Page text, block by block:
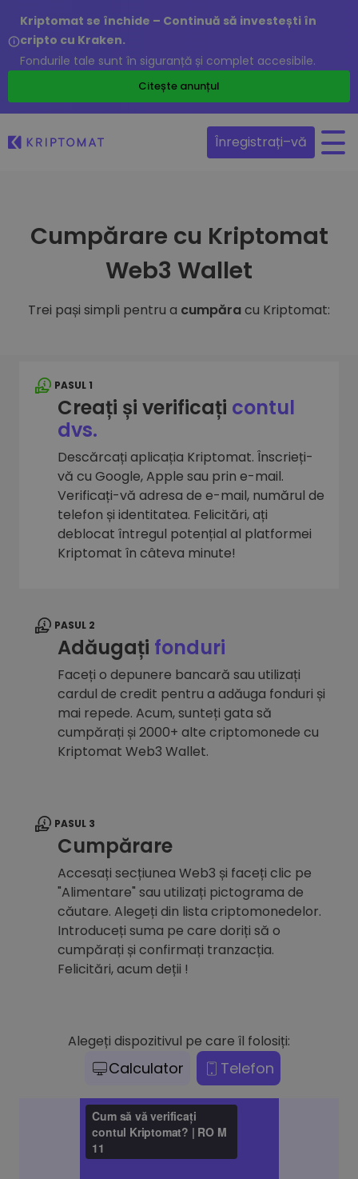
Kriptomat se închide – Continuă să investești în
cripto cu Kraken.
Fondurile tale sunt în siguranță și complet accesibile.
Citește anunțul
Înregistrați–vă
Cumpărare cu Kriptomat
Web3 Wallet
Trei pași simpli pentru a cumpăracu Kriptomat:
PASUL 1
Creați și verificați contul
dvs.
Descărcați aplicația Kriptomat. Înscrieți-
vă cu Google, Apple sau prin e-mail.
Verificați-vă adresa de e-mail, numărul de
telefon și identitatea. Felicitări, ați
deblocat întregul potențial al platformei
Kriptomat în câteva minute!
PASUL 2
Adăugați fonduri
Faceți o depunere bancară sau utilizați
cardul de credit pentru a adăuga fonduri și
mai repede. Acum, sunteți gata să
cumpărați și 2000+ alte criptomonede cu
Kriptomat Web3 Wallet.
PASUL 3
Cumpărare
Accesați secțiunea Web3 și faceți clic pe
"Alimentare" sau utilizați pictograma de
căutare. Alegeți din lista criptomonedelor.
Introduceți suma pe care doriți să o
cumpărați și confirmați tranzacția.
Felicitări, acum deții !
Alegeți dispozitivul pe care îl folosiți:
Calculator Telefon